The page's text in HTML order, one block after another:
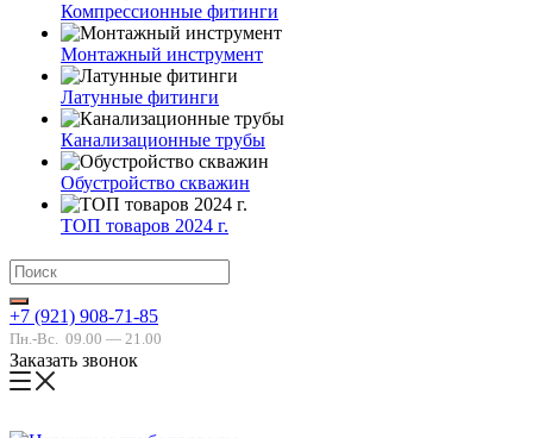
Компрессионные фитинги
Монтажный инструмент
Латунные фитинги
Канализационные трубы
Обустройство скважин
ТОП товаров 2024 г.
+7 (921) 908-71-85
Пн.-Вс. 09.00 — 21.00
Заказать звонок